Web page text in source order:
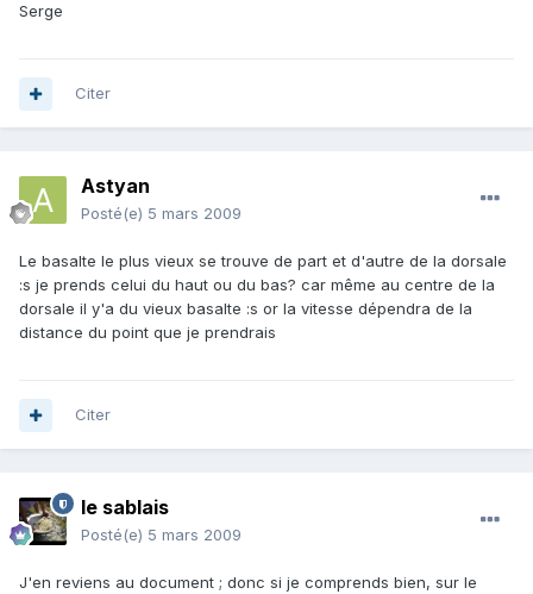
Serge
Citer
Astyan
Posté(e) 5 mars 2009
Le basalte le plus vieux se trouve de part et d'autre de la dorsale
:s je prends celui du haut ou du bas? car même au centre de la
dorsale il y'a du vieux basalte :s or la vitesse dépendra de la
distance du point que je prendrais
Citer
le sablais
Posté(e) 5 mars 2009
J'en reviens au document ; donc si je comprends bien, sur le